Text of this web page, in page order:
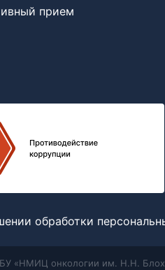
прием
обработки
«НМИЦ онкологии им. Н.Н.